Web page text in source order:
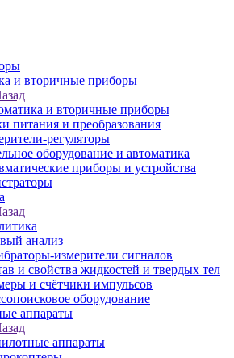
и вторичные приборы
и вторичные приборы
питания и преобразования
регуляторы
оборудование и автоматика
приборы и устройства
анализ
измерители сигналов
и свойства жидкостей и твердых тел
и счётчики импульсов
оборудование
аппараты
аппараты